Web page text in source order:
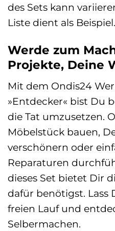
des Sets kann
Liste dient als Beispiel.
Werde zum
Projekte, Deine
Mit dem Ondis24
»Entdecker« bist Du
die Tat umzusetzen.
Möbelstück bauen,
verschönern oder
Reparaturen
dieses Set bietet Dir
dafür benötigst. Lass
freien Lauf und
Selbermachen.